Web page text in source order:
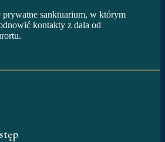
sanktuarium, w którym
kontakty z dala od